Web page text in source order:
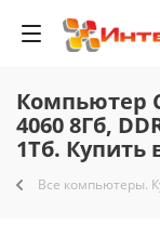
Компьютер
4060 8Гб,
1Тб. Купить
Все компьютеры.